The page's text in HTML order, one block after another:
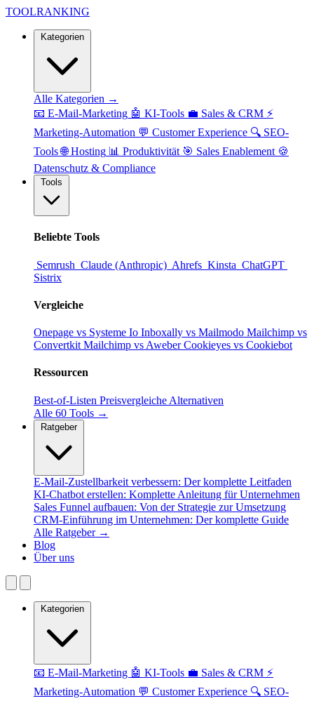
TOOLRANKING
Alle Kategorien →
📧 E-Mail-Marketing 🤖 KI-Tools 💼 Sales & CRM ⚡
Marketing-Automation 💬 Customer Experience 🔍 SEO-
Tools 🌐 Hosting 📊 Produktivität 🎯 Sales Enablement 🍪
Datenschutz & Compliance
Beliebte Tools
Semrush Claude (Anthropic) Ahrefs Kinsta ChatGPT
Sistrix
Vergleiche
Onepage vs Systeme Io Inboxally vs Mailmodo Mailchimp vs
Convertkit Mailchimp vs AweberCookieyes vs Cookiebot
Ressourcen
Best-of-Listen Preisvergleiche Alternativen
Alle 60 Tools →
Ratgeber
E-Mail-Zustellbarkeit verbessern: Der komplette Leitfaden
KI-Chatbot erstellen: Komplette Anleitung für Unternehmen
Sales Funnel aufbauen: Von der Strategie zur Umsetzung
CRM-Einführung im Unternehmen: Der komplette Guide
Alle Ratgeber →
Blog
Über uns
📧 E-Mail-Marketing 🤖 KI-Tools 💼 Sales & CRM ⚡
Marketing-Automation 💬 Customer Experience 🔍 SEO-